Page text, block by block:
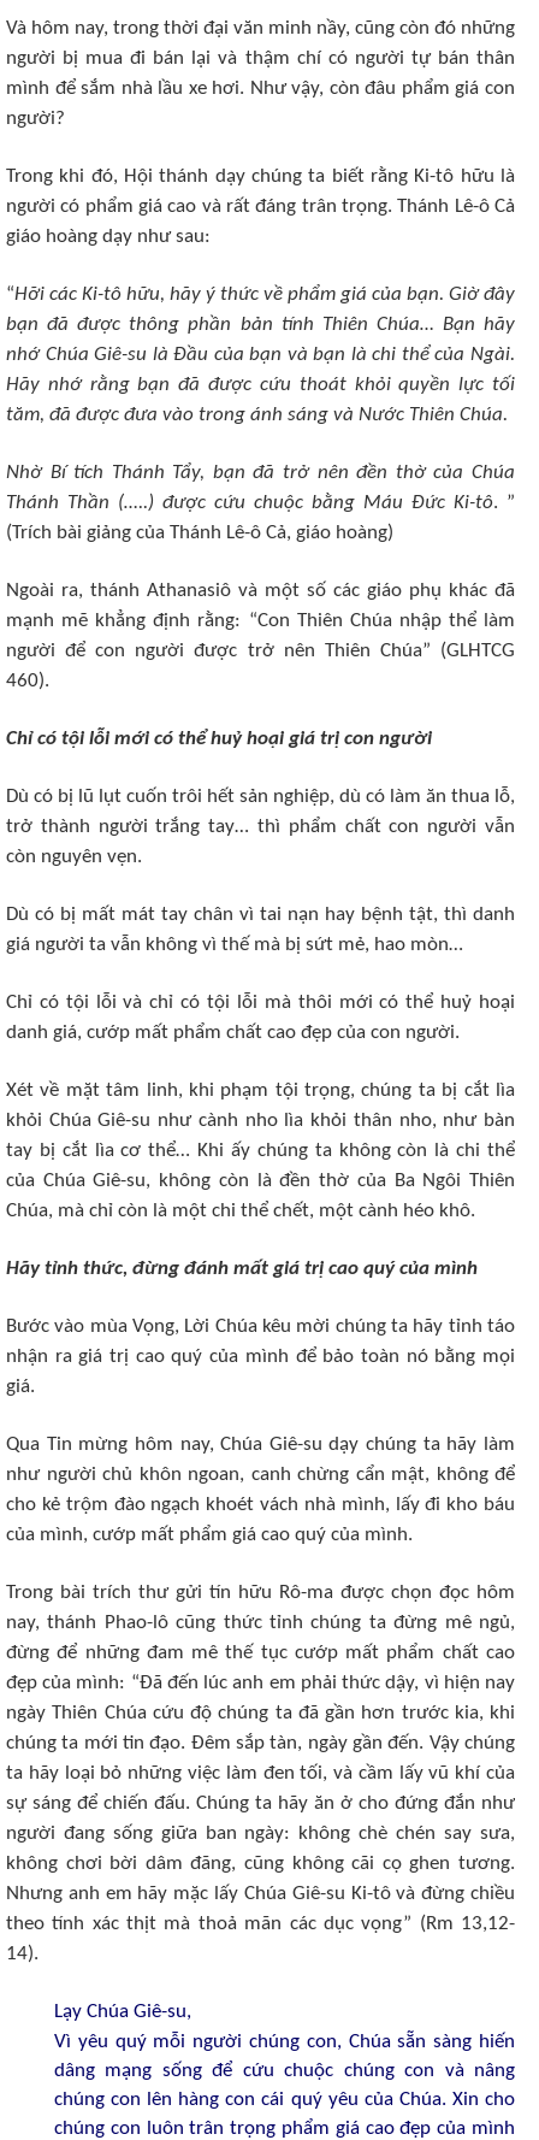
Và hôm nay, trong thời đại văn minh nầy, cũng còn đó những
người bị mua đi bán lại và thậm chí có người tự bán thân
mình để sắm nhà lầu xe hơi. Như vậy, còn đâu phẩm giá con
người?
Trong khi đó, Hội thánh dạy chúng ta biết rằng Ki-tô hữu là
người có phẩm giá cao và rất đáng trân trọng. Thánh Lê-ô Cả
giáo hoàng dạy như sau:
“Hỡi các Ki-tô hữu, hãy ý thức về phẩm giá của bạn. Giờ đây
bạn đã được thông phần bản tính Thiên Chúa… Bạn hãy
nhớ Chúa Giê-su là Đầu của bạn và bạn là chi thể của Ngài.
Hãy nhớ rằng bạn đã được cứu thoát khỏi quyền lực tối
tăm, đã được đưa vào trong ánh sáng và Nước Thiên Chúa.
Nhờ Bí tích Thánh Tẩy, bạn đã trở nên đền thờ của Chúa
Thánh Thần (…..) được cứu chuộc bằng Máu Đức Ki-tô. ”
(Trích bài giảng của Thánh Lê-ô Cả, giáo hoàng)
Ngoài ra, thánh Athanasiô và một số các giáo phụ khác đã
mạnh mẽ khẳng định rằng: “Con Thiên Chúa nhập thể làm
người để con người được trở nên Thiên Chúa” (GLHTCG
460).
Chỉ có tội lỗi mới có thể huỷ hoại giá trị con người
Dù có bị lũ lụt cuốn trôi hết sản nghiệp, dù có làm ăn thua lỗ,
trở thành người trắng tay… thì phẩm chất con người vẫn
còn nguyên vẹn.
Dù có bị mất mát tay chân vì tai nạn hay bệnh tật, thì danh
giá người ta vẫn không vì thế mà bị sứt mẻ, hao mòn…
Chỉ có tội lỗi và chỉ có tội lỗi mà thôi mới có thể huỷ hoại
danh giá, cướp mất phẩm chất cao đẹp của con người.
Xét về mặt tâm linh, khi phạm tội trọng, chúng ta bị cắt lìa
khỏi Chúa Giê-su như cành nho lìa khỏi thân nho, như bàn
tay bị cắt lìa cơ thể… Khi ấy chúng ta không còn là chi thể
của Chúa Giê-su, không còn là đền thờ của Ba Ngôi Thiên
Chúa, mà chỉ còn là một chi thể chết, một cành héo khô.
Hãy tỉnh thức, đừng đánh mất giá trị cao quý của mình
Bước vào mùa Vọng, Lời Chúa kêu mời chúng ta hãy tỉnh táo
nhận ra giá trị cao quý của mình để bảo toàn nó bằng mọi
giá.
Qua Tin mừng hôm nay, Chúa Giê-su dạy chúng ta hãy làm
như người chủ khôn ngoan, canh chừng cẩn mật, không để
cho kẻ trộm đào ngạch khoét vách nhà mình, lấy đi kho báu
của mình, cướp mất phẩm giá cao quý của mình.
Trong bài trích thư gửi tín hữu Rô-ma được chọn đọc hôm
nay, thánh Phao-lô cũng thức tỉnh chúng ta đừng mê ngủ,
đừng để những đam mê thế tục cướp mất phẩm chất cao
đẹp của mình: “Đã đến lúc anh em phải thức dậy, vì hiện nay
ngày Thiên Chúa cứu độ chúng ta đã gần hơn trước kia, khi
chúng ta mới tin đạo. Đêm sắp tàn, ngày gần đến. Vậy chúng
ta hãy loại bỏ những việc làm đen tối, và cầm lấy vũ khí của
sự sáng để chiến đấu. Chúng ta hãy ăn ở cho đứng đắn như
người đang sống giữa ban ngày: không chè chén say sưa,
không chơi bời dâm đãng, cũng không cãi cọ ghen tương.
Nhưng anh em hãy mặc lấy Chúa Giê-su Ki-tô và đừng chiều
theo tính xác thịt mà thoả mãn các dục vọng” (Rm 13,12-
14).
Lạy Chúa Giê-su,
Vì yêu quý mỗi người chúng con, Chúa sẵn sàng hiến
dâng mạng sống để cứu chuộc chúng con và nâng
chúng con lên hàng con cái quý yêu của Chúa. Xin cho
chúng con luôn trân trọng phẩm giá cao đẹp của mình